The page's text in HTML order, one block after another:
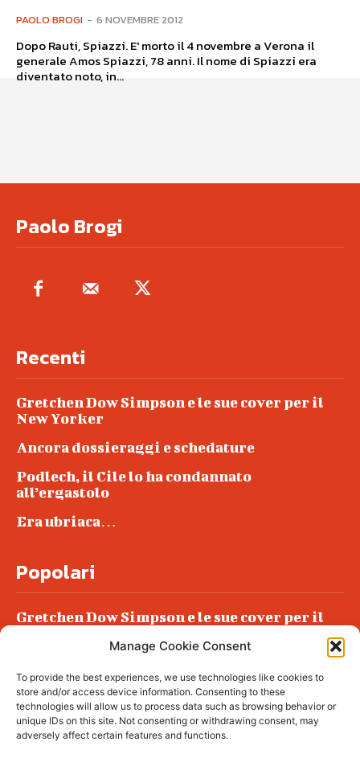
Manage Cookie Consent
To provide the best experiences, we use technologies like cookies to
store and/or access device information. Consenting to these
technologies will allow us to process data such as browsing behavior or
unique IDs on this site. Not consenting or withdrawing consent, may
adversely affect certain features and functions.
PAOLO BROGI - 6 NOVEMBRE 2012
Dopo Rauti, Spiazzi. E' morto il 4 novembre a Verona il
generale Amos Spiazzi, 78 anni. Il nome di Spiazzi era
diventato noto, in...
Paolo Brogi
Recenti
Gretchen Dow Simpson e le sue cover per il
New Yorker
Ancora dossieraggi e schedature
Podlech, il Cile lo ha condannato
all’ergastolo
Era ubriaca…
Popolari
Gretchen Dow Simpson e le sue cover per il
Podlech, il Cile lo ha condannato
all’ergastolo
Era ubriaca…